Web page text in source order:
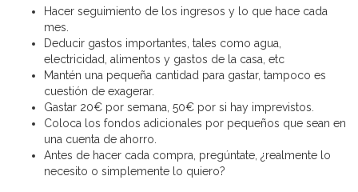
Hacer seguimiento de los ingresos y lo que hace cada
mes.
Deducir gastos importantes, tales como agua,
electricidad, alimentos y gastos de la casa, etc
Mantén una pequeña cantidad para gastar, tampoco es
cuestión de exagerar.
Gastar 20€ por semana, 50€ por si hay imprevistos.
Coloca los fondos adicionales por pequeños que sean en
una cuenta de ahorro.
Antes de hacer cada compra, pregúntate, ¿realmente lo
necesito o simplemente lo quiero?